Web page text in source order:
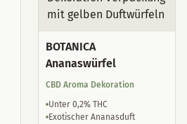
BOTANICA
Ananaswürfel
CBD Aroma Dekoration
Unter 0,2% THC
Exotischer Ananasduft